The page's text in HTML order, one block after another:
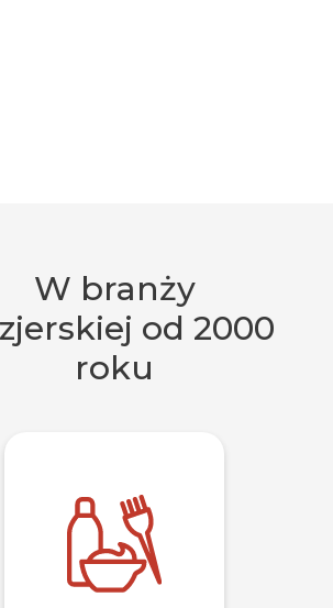
W branży
od 2000
roku